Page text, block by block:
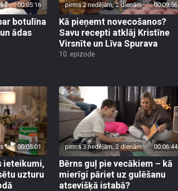
00:05:16
botulīna
ādas
pirms 2 nedēļām, 2 dienām 00:09:56
Kā pieņemt novecošanos?
Savu recepti atklāj Kristīne
Virsnīte un Līva Spurava
10. epizode
00:05:01
ieteikumi,
uzturu
pirms 3 nedēļām, 2 dienām 00:06:44
Bērns guļ pie vecākiem – kā
mierīgi pāriet uz gulēšanu
atsevišķā istabā?